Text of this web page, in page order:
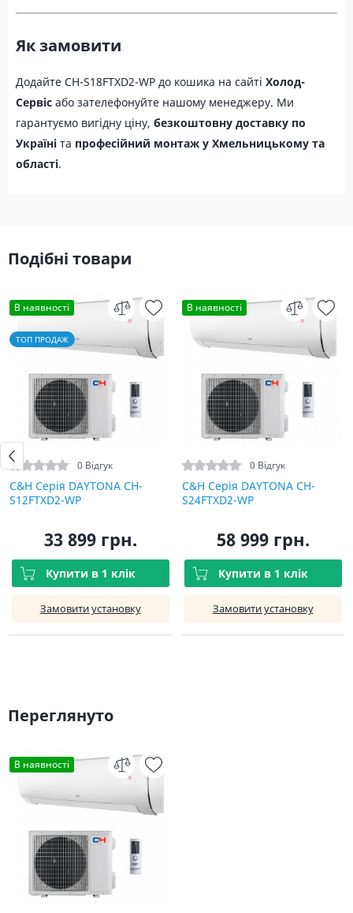
Як замовити
Додайте CH-S18FTXD2-WP до кошика на сайті Холод-
Сервіс або зателефонуйте нашому менеджеру. Ми
гарантуємо вигідну ціну, безкоштовну доставку по
Україні та професійний монтаж у Хмельницькому та
області.
Подібні товари
В наявності
ТОП ПРОДАЖ
0 Відгук
C&H Серія DAYTONA CH-
S12FTXD2-WP
33 899 грн.
Купити в 1 клік
Замовити установку
В наявності
0 Відгук
C&H Серія DAYTONA CH-
S24FTXD2-WP
58 999 грн.
Купити в 1 клік
Замовити установку
Переглянуто
В наявності